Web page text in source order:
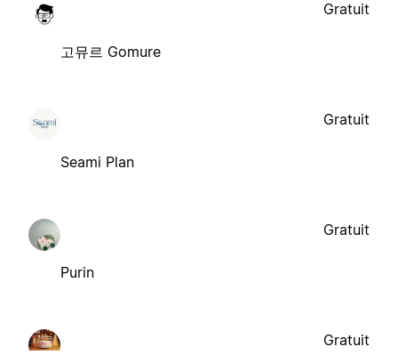
고뮤르 Gomure
Gratuit
Seami Plan
Gratuit
Purin
Gratuit
Gratuit